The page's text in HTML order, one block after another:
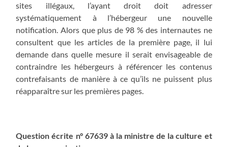
sites illégaux, l’ayant droit doit adresser
systématiquement à l’hébergeur une nouvelle
notification. Alors que plus de 98 % des internautes ne
consultent que les articles de la première page, il lui
demande dans quelle mesure il serait envisageable de
contraindre les hébergeurs à référencer les contenus
contrefaisants de manière à ce qu’ils ne puissent plus
réapparaître sur les premières pages.
Question écrite n° 67639 à la ministre de la culture et